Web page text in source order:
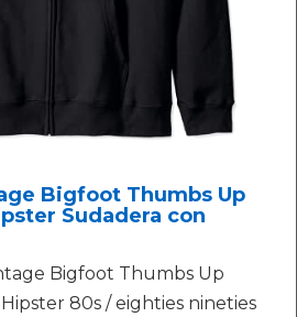
Bigfoot Thumbs Up
Sudadera con
Bigfoot Thumbs Up
80s / eighties nineties